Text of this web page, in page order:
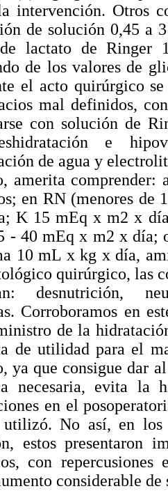
intervención. Otros
de solución 0,45 a
lactato de
de los valores de
el acto quirúrgico
mal definidos,
con solución de
e
de agua y
amerita comprender:
en RN (menores
K 15 mEq x m2 x
- 40 mEq x m2 x día;
10 mL x kg x día,
quirúrgico, las
desnutrición,
Corroboramos en
de la
de utilidad para el
ya que consigue dar
necesaria, evita la
en el
utilizó. No así, en los
estos presentaron
con
considerable